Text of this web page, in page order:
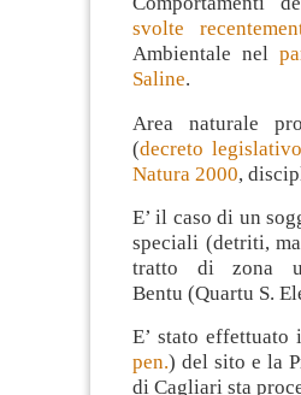
svolte
Ambientale nel
Saline.
Area naturale
(decreto
Natura 2000,
E’ il caso di un
speciali (detriti,
tratto di zona
Bentu (Quartu S.
E’ stato
pen.) del sito e la
di Cagliari sta